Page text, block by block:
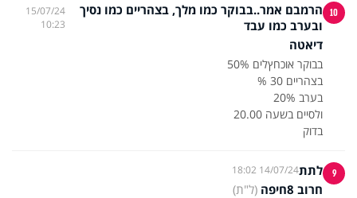
10
הרמבם אמר..בבוקר כמו מלך, בצהריים כמו נסיך
ובערב כמו עבד
15/07/24
10:23
דיאטה
בדוק
9 לתת14/07/24 18:02
חרוב 8חיפה (ל"ת)